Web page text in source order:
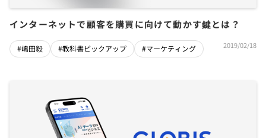
インターネットで顧客を購買に向けて動かす鍵とは？
#嶋田毅 #教科書ピックアップ #マーケティング 2019/02/18